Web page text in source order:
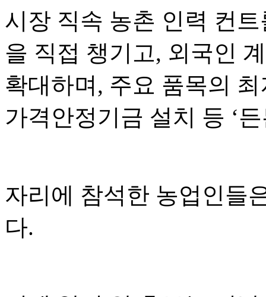
시장 직속 농촌 인력 컨
을 직접 챙기고, 외국인
확대하며, 주요 품목의
가격안정기금 설치 등 ‘
자리에 참석한 농업인들
다.